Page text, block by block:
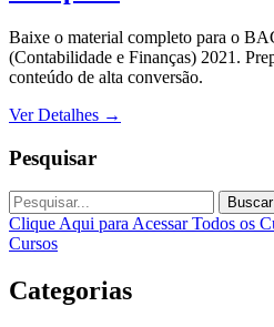
Baixe o material completo para o
(Contabilidade e Finanças) 2021.
conteúdo de alta conversão.
Ver Detalhes →
Pesquisar
Buscar
Clique Aqui para Acessar Todos os
Cursos
Categorias